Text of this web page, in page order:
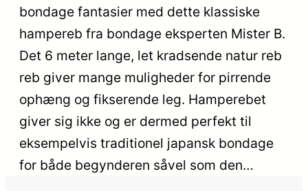
bondage fantasier med dette klassiske
hampereb fra bondage eksperten Mister B.
Det 6 meter lange, let kradsende natur reb
reb giver mange muligheder for pirrende
ophæng og fikserende leg. Hamperebet
giver sig ikke og er dermed perfekt til
eksempelvis traditionel japansk bondage
for både begynderen såvel som den…